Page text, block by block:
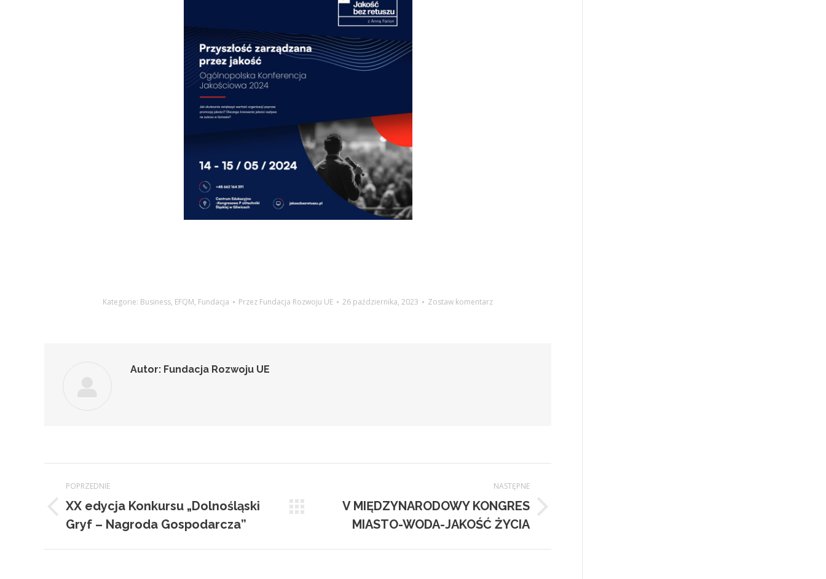
Kategorie: Business, EFQM, Fundacja Przez Fundacja Rozwoju UE 26 października, 2023 Zostaw komentarz
Autor: Fundacja Rozwoju UE
wpisów
POPRZEDNIE
Poprzedni
wpis:
XX edycja Konkursu „Dolnośląski
Gryf – Nagroda Gospodarcza”
NASTĘPNE
Następny
V MIĘDZYNARODOWY KONGRES
MIASTO-WODA-JAKOŚĆ ŻYCIA